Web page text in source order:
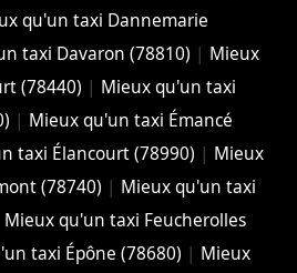
qu'un taxi Dannemarie
taxi Davaron (78810) | Mieux
(78440) | Mieux qu'un taxi
| Mieux qu'un taxi Émancé
taxi Élancourt (78990) | Mieux
(78740) | Mieux qu'un taxi
Mieux qu'un taxi Feucherolles
taxi Épône (78680) | Mieux